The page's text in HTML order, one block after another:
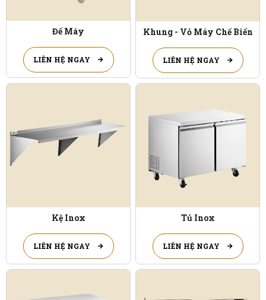
Đế Máy
LIÊN HỆ NGAY
Khung - Vỏ Máy Chế Biến
LIÊN HỆ NGAY
Kệ Inox
LIÊN HỆ NGAY
Tủ Inox
LIÊN HỆ NGAY